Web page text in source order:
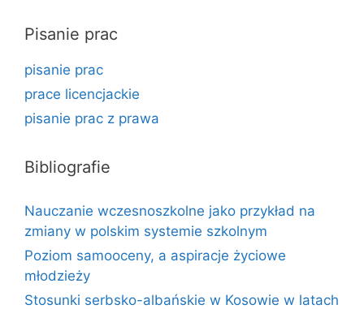
Pisanie prac
pisanie prac
prace licencjackie
pisanie prac z prawa
Bibliografie
Nauczanie wczesnoszkolne jako przykład na
zmiany w polskim systemie szkolnym
Poziom samooceny, a aspiracje życiowe
młodzieży
Stosunki serbsko-albańskie w Kosowie w latach